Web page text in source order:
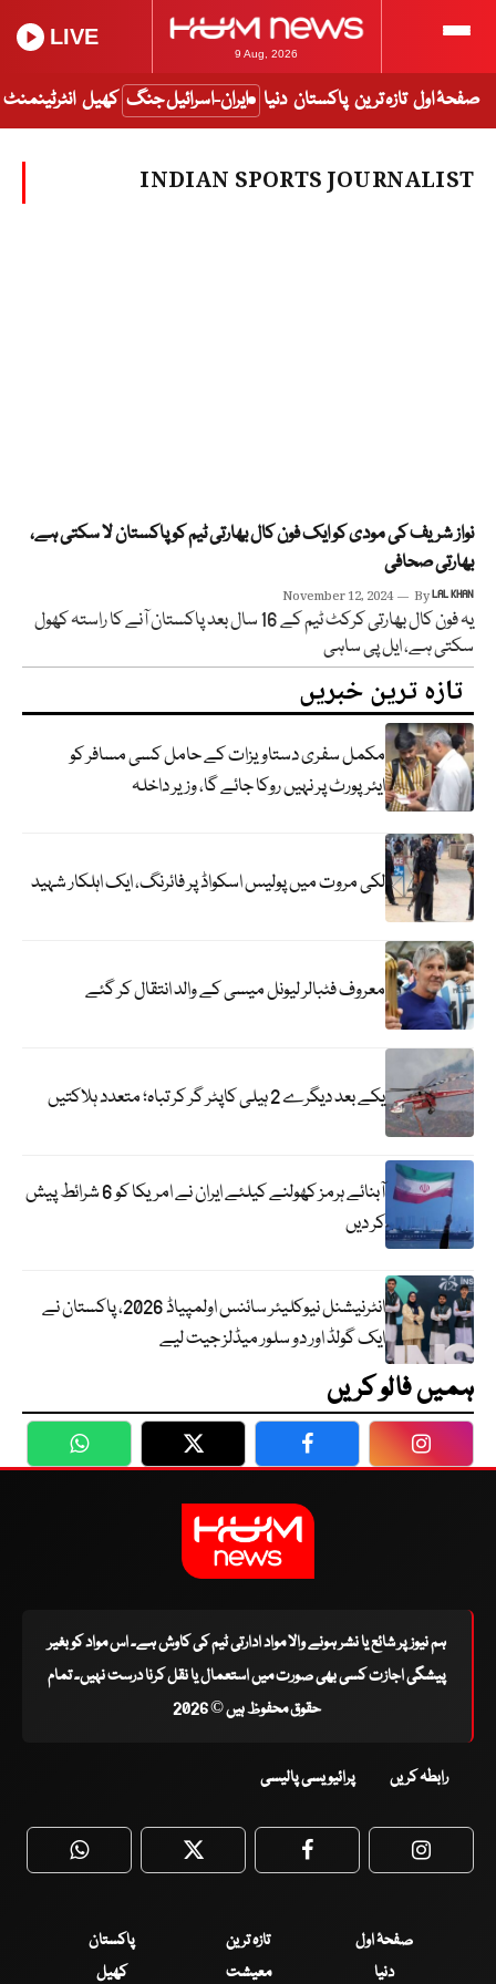
9 Aug, 2026
LIVE
صفحۂ اول تازہ ترین پاکستان دنیا ایران-اسرائیل جنگ کھیل انٹرٹینمنٹ
INDIAN SPORTS JOURNALIST
نواز شریف کی مودی کو ایک فون کال بھارتی ٹیم کو پاکستان لا سکتی ہے،
بھارتی صحافی
November 12, 2024 ByLAL KHAN
یہ فون کال بھارتی کرکٹ ٹیم کے 16 سال بعد پاکستان آنے کا راستہ کھول
سکتی ہے، ایل پی ساہی
تازہ ترین خبریں
مکمل سفری دستاویزات کے حامل کسی مسافر کو
ایئرپورٹ پر نہیں روکا جائے گا، وزیر داخلہ
لکی مروت میں پولیس اسکواڈ پر فائرنگ، ایک اہلکار شہید
معروف فٹبالر لیونل میسی کے والد انتقال کر گئے
یکے بعد دیگرے 2 ہیلی کاپٹر گر کر تباہ؛ متعدد ہلاکتیں
آبنائے ہرمز کھولنے کیلئے ایران نے امریکا کو 6 شرائط پیش
کر دیں
انٹرنیشنل نیوکلیئر سائنس اولمپیاڈ 2026، پاکستان نے
ایک گولڈ اور دو سلور میڈلز جیت لیے
ہمیں فالو کریں
WhatsApp Twitter Facebook
ہم نیوز پر شائع یا نشر ہونے والا مواد ادارتی ٹیم کی کاوش ہے۔ اس مواد کو بغیر
پیشگی اجازت کسی بھی صورت میں استعمال یا نقل کرنا درست نہیں۔ تمام
حقوق محفوظ ہیں © 2026
رابطہ کریں پرائیویسی پالیسی
WhatsApp Twitter Facebook
صفحۂ اول تازہ ترین
پاکستان
دنیا
معیشت کھیل